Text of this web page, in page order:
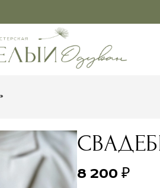
8 200 ₽